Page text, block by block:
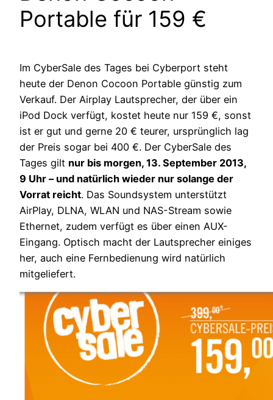
Portable für 159 €
Im CyberSale des Tages bei Cyberport steht
heute der Denon Cocoon Portable günstig zum
Verkauf. Der Airplay Lautsprecher, der über ein
iPod Dock verfügt, kostet heute nur 159 €, sonst
ist er gut und gerne 20 € teurer, ursprünglich lag
der Preis sogar bei 400 €. Der CyberSale des
Tages gilt nur bis morgen, 13. September 2013,
9 Uhr – und natürlich wieder nur solange der
Vorrat reicht. Das Soundsystem unterstützt
AirPlay, DLNA, WLAN und NAS-Stream sowie
Ethernet, zudem verfügt es über einen AUX-
Eingang. Optisch macht der Lautsprecher einiges
her, auch eine Fernbedienung wird natürlich
mitgeliefert.